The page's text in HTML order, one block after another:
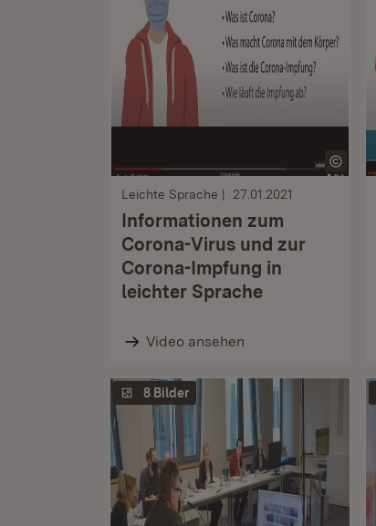
Leichte Sprache 27.01.2021
Informationen zum
Corona-Virus und zur
Corona-Impfung in
leichter Sprache
Video ansehen
8 Bilder